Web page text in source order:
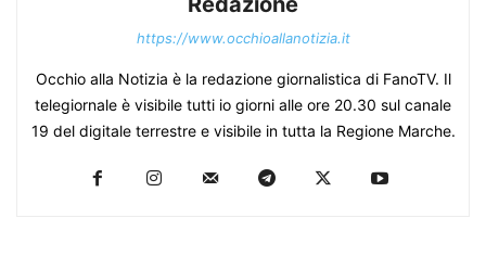
https://www.occhioallanotizia.it
Occhio alla Notizia è la redazione giornalistica di FanoTV. Il
telegiornale è visibile tutti io giorni alle ore 20.30 sul canale
19 del digitale terrestre e visibile in tutta la Regione Marche.